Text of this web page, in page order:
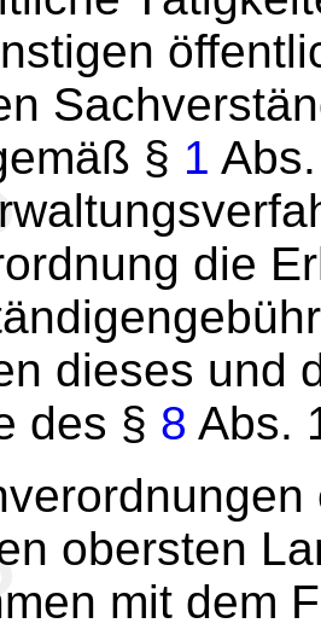
§ 1
die
dieses und
des § 8 Abs.
obersten
mit dem